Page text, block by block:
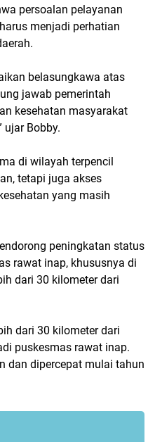
persoalan pelayanan
menjadi perhatian
belasungkawa atas
jawab pemerintah
kesehatan masyarakat
ujar Bobby.
di wilayah terpencil
tetapi juga akses
yang masih
peningkatan status
rawat inap, khususnya di
dari 30 kilometer dari
dari 30 kilometer dari
puskesmas rawat inap.
dan dipercepat mulai tahun